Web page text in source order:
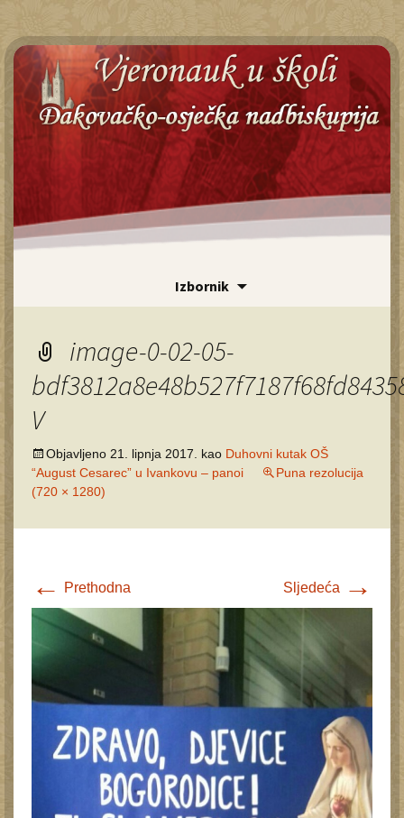
Izbornik
image-0-02-05-
V
Objavljeno 21. lipnja 2017. kao Duhovni kutak OŠ
“August Cesarec” u Ivankovu – panoi
Puna rezolucija
(720 × 1280)
← Prethodna Sljedeća →